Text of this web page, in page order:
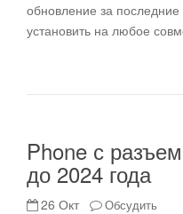
обновление за
установить на любое
Phone с
до 2024 года
26 Окт Обсудить